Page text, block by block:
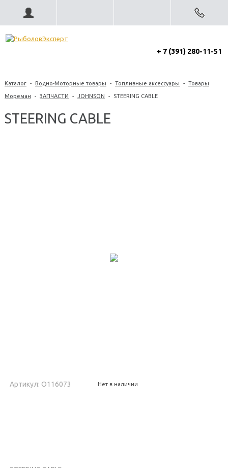
+ 7 (391) 280-11-51
Каталог - Водно-Моторные товары - Топливные аксессуары - Товары
Мореман - ЗАПЧАСТИ - JOHNSON - STEERING CABLE
STEERING CABLE
Артикул: O116073 Нет в наличии